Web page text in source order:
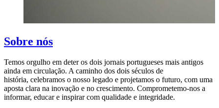
Sobre nós
Temos orgulho em deter os dois jornais portugueses mais antigos
ainda em circulação. A caminho dos dois séculos de
história, celebramos o nosso legado e projetamos o futuro, com uma
aposta clara na inovação e no crescimento. Comprometemo-nos a
informar, educar e inspirar com qualidade e integridade.